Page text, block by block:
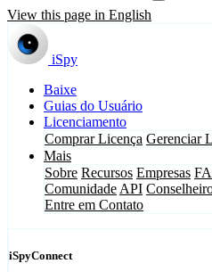
View this page in English
iSpy
Baixe
Guias do Usuário
Licenciamento
Comprar Licença Gerenciar
Mais
Sobre Recursos Empresas
Comunidade API
Entre em Contato
iSpyConnect